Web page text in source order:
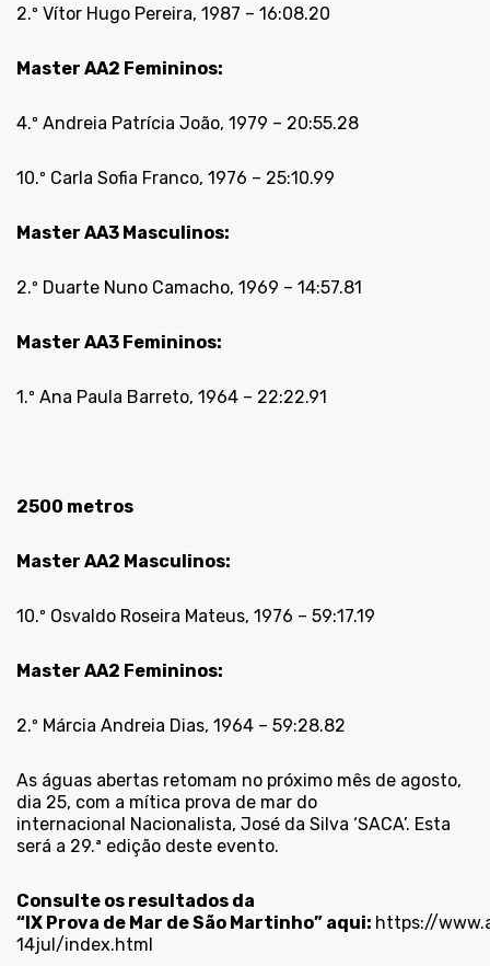
2.º Vítor Hugo Pereira, 1987 – 16:08.20
Master AA2 Femininos:
4.º Andreia Patrícia João, 1979 – 20:55.28
10.º Carla Sofia Franco, 1976 – 25:10.99
Master AA3 Masculinos:
2.º Duarte Nuno Camacho, 1969 – 14:57.81
Master AA3 Femininos:
1.º Ana Paula Barreto, 1964 – 22:22.91
2500 metros
Master AA2 Masculinos:
10.º Osvaldo Roseira Mateus, 1976 – 59:17.19
Master AA2 Femininos:
2.º Márcia Andreia Dias, 1964 – 59:28.82
As águas abertas retomam no próximo mês de agosto,
dia 25, com a mítica prova de mar do
internacional Nacionalista, José da Silva ‘SACA’. Esta
será a 29.ª edição deste evento.
Consulte os resultados da
“IX Prova de Mar de São Martinho” aqui: https://
14jul/index.html